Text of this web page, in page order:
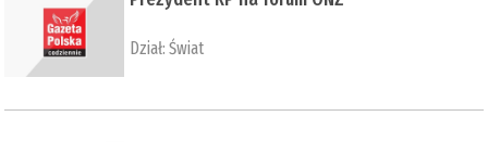
Dział:Świat